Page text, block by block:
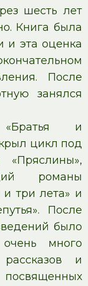
шесть лет
Книга была
и эта оценка
После
занялся
и
цикл под
«Пряслины»,
романы
три лета» и
После
было
много
рассказов и